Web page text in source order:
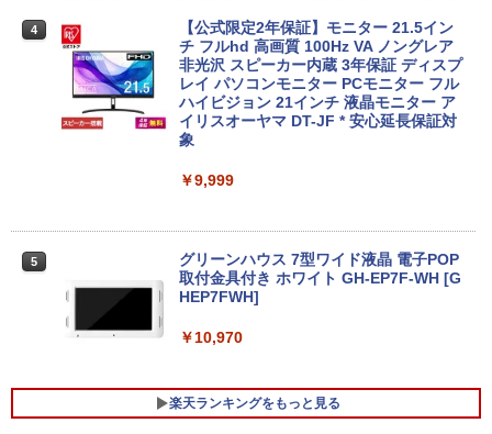
2026新生活 13インチ超軽量 重さ約900g
ノートパソコン HP Dynabook 富士通 第
10世代Core i5/i7 アウトレット 最大メモ
リ16GB SSD1TB 薄型軽量 13.3インチ O
ffice付き 最新MicrosoftOffice2024可 W
indows11ノートパソコン 中古パソコン
本日10倍！高性能第10世代Core i7-1061
0Uノートパソコン 中古 Dynabook G83
1TB 13.3インチ HDMI搭載 WEBカメラ5
料 持ち運び便利
【中古】 HP Pavilion All-in-One 24-xa0
150jp 4YR08AA#ABJ SSD＆HDD搭載 C
ore i5 8400T Windows11 Home 液晶一
体型 保証付 [96185]
Pro ミニPC、インテル Core Ultra 5 125
H / Ultra 9 285H、32GB+512GB/1TB 、
64GB+2TB / ベアボーンキット、 2.5G/
4/USB4×2、4画面出力、Copilot対応AI
￥75,999
4
【公式限定2年保証】モニター 21.5イン
チ フルhd 高画質 100Hz VA ノングレア
非光沢 スピーカー内蔵 3年保証 ディスプ
レイ パソコンモニター PCモニター フル
ハイビジョン 21インチ 液晶モニター ア
イリスオーヤマ DT-JF * 安心延長保証対
象
￥9,999
5
グリーンハウス 7型ワイド液晶 電子POP
取付金具付き ホワイト GH-EP7F-WH [G
HEP7FWH]
￥10,970
楽天ランキングをもっと見る